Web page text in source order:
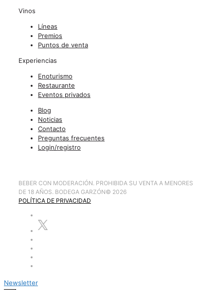
Vinos
Líneas
Premios
Puntos de venta
Experiencias
Enoturismo
Restaurante
Eventos privados
Blog
Noticias
Contacto
Preguntas frecuentes
Login/registro
BEBER CON MODERACIÓN. PROHIBIDA SU VENTA A MENORES
DE 18 AÑOS. BODEGA GARZÓN© 2026
POLÍTICA DE PRIVACIDAD
Newsletter